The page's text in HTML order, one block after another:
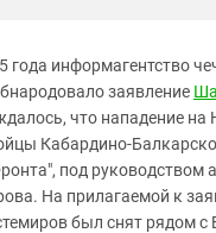
года информагентство
заявление
что нападение на
Кабардино-
под руководством
На прилагаемой к
был снят рядом